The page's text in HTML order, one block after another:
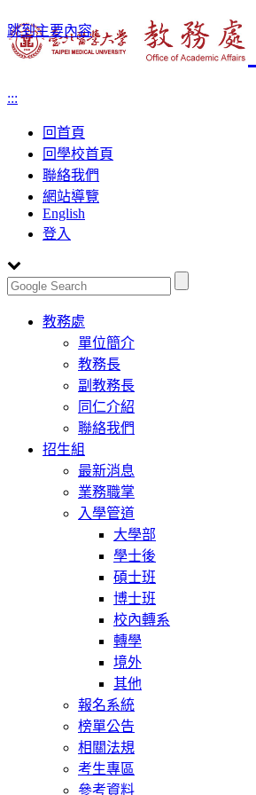
跳到主要內容
:::
回首頁
回學校首頁
聯絡我們
網站導覽
English
登入
Toggle
navigation
教務處
單位簡介
教務長
副教務長
同仁介紹
聯絡我們
招生組
最新消息
業務職掌
入學管道
大學部
學士後
碩士班
博士班
校內轉系
轉學
境外
其他
報名系統
榜單公告
相關法規
考生專區
參考資料